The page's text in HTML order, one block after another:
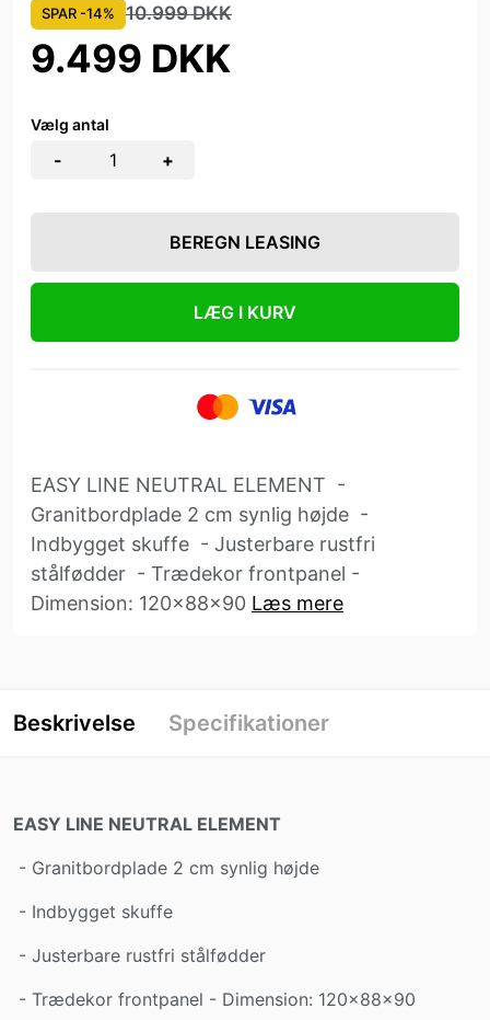
SPAR -14% 10.999 DKK
9.499 DKK
Vælg antal
- +
BEREGN LEASING
LÆG I KURV
EASY LINE NEUTRAL ELEMENT -
Granitbordplade 2 cm synlig højde -
Indbygget skuffe - Justerbare rustfri
stålfødder - Trædekor frontpanel -
Dimension: 120x88x90 Læs mere
Beskrivelse Specifikationer
EASY LINE NEUTRAL ELEMENT
- Granitbordplade 2 cm synlig højde
- Indbygget skuffe
- Justerbare rustfri stålfødder
- Trædekor frontpanel - Dimension: 120x88x90